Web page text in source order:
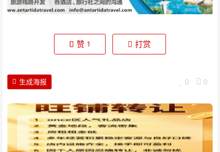
赞 1 打赏
0 0
生成海报